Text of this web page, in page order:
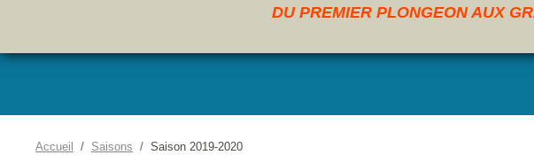
DU PREMIER PLONGEON AUX
Accueil Saisons Saison 2019-2020